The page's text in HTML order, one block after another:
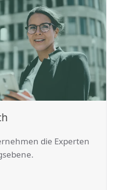
die Experten